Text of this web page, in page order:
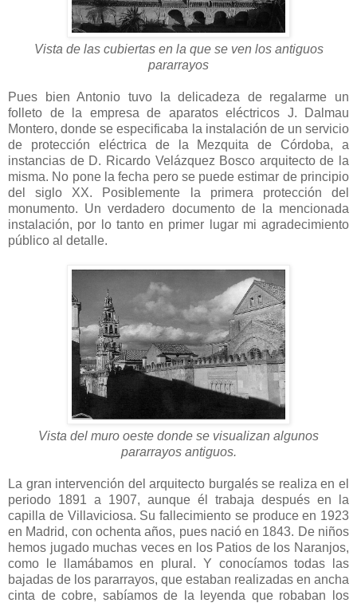
Vista de las cubiertas en la que se ven los antiguos
pararrayos
Pues bien Antonio tuvo la delicadeza de regalarme un
folleto de la empresa de aparatos eléctricos J. Dalmau
Montero, donde se especificaba la instalación de un servicio
de protección eléctrica de la Mezquita de Córdoba, a
instancias de D. Ricardo Velázquez Bosco arquitecto de la
misma. No pone la fecha pero se puede estimar de principio
del siglo XX. Posiblemente la primera protección del
monumento. Un verdadero documento de la mencionada
instalación, por lo tanto en primer lugar mi agradecimiento
público al detalle.
Vista del muro oeste donde se visualizan algunos
pararrayos antiguos.
La gran intervención del arquitecto burgalés se realiza en el
periodo 1891 a 1907, aunque él trabaja después en la
capilla de Villaviciosa. Su fallecimiento se produce en 1923
en Madrid, con ochenta años, pues nació en 1843. De niños
hemos jugado muchas veces en los Patios de los Naranjos,
como le llamábamos en plural. Y conocíamos todas las
bajadas de los pararrayos, que estaban realizadas en ancha
cinta de cobre, sabíamos de la leyenda que robaban los